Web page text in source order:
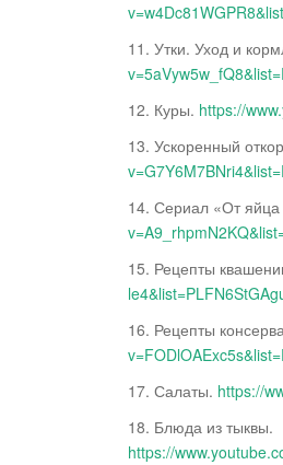
11. Утки. Уход и
12. Куры. https://
13. Ускоренный
14. Сериал «От
15. Рецепты
16. Рецепты
17. Салаты. https://
18. Блюда из тыквы.
https://